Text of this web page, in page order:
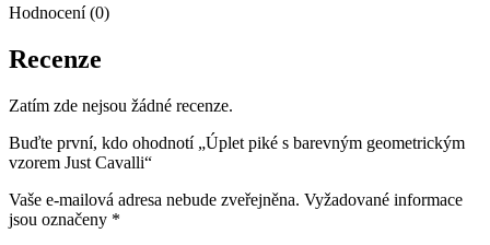
Hodnocení (0)
Recenze
Zatím zde nejsou žádné recenze.
Buďte první, kdo ohodnotí „Úplet piké s barevným geometrickým
vzorem Just Cavalli“
Vaše e-mailová adresa nebude zveřejněna. Vyžadované informace
jsou označeny *